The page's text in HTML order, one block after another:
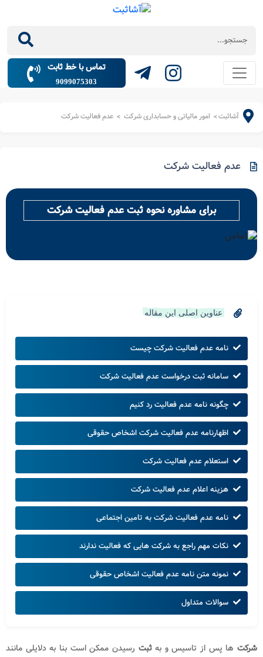
عناوین اصلی این مقاله
نامه عدم فعالیت شرکت چیست
سامانه ثبت درخواست عدم فعالیت شرکت
چگونه نامه عدم فعالیت رد کنیم
اظهارنامه عدم فعالیت شرکت اشخاص حقوقی
استعلام عدم فعالیت شرکت
هزینه اعلام عدم فعالیت شرکت
نکات مهم راجع به شرکت هایی که فعالیت ندارند